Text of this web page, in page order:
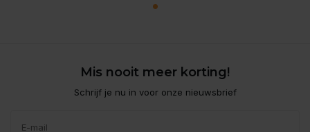
Mis nooit meer korting!
Schrijf je nu in voor onze nieuwsbrief